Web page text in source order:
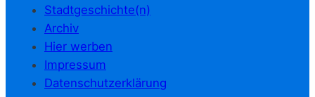
Stadtgeschichte(n)
Archiv
Hier werben
Impressum
Datenschutzerklärung